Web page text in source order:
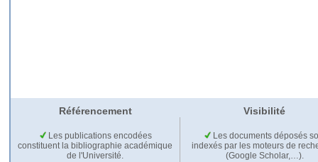
Référencement Visibilité
Les publications encodées
constituent la bibliographie académique
de l'Université.
Les documents déposés
indexés par les moteurs de
(Google Scholar,…).